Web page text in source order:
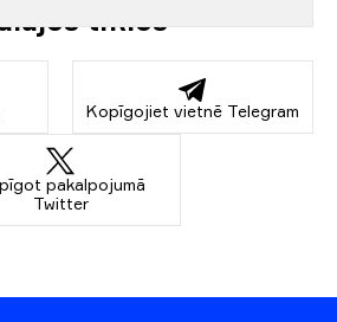
tīklos
Kopīgojiet vietnē Telegram
pakalpojumā
Twitter